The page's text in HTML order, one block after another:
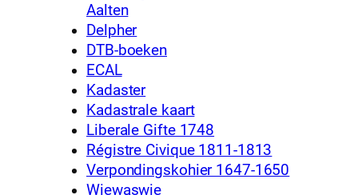
Aalten
Delpher
DTB-boeken
ECAL
Kadaster
Kadastrale kaart
Liberale Gifte 1748
Régistre Civique 1811-1813
Verpondingskohier 1647-1650
Wiewaswie